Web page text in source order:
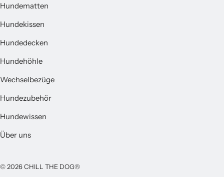
Hundematten
Hundekissen
Hundedecken
Hundehöhle
Wechselbezüge
Hundezubehör
Hundewissen
Über uns
© 2026 CHILL THE DOG®